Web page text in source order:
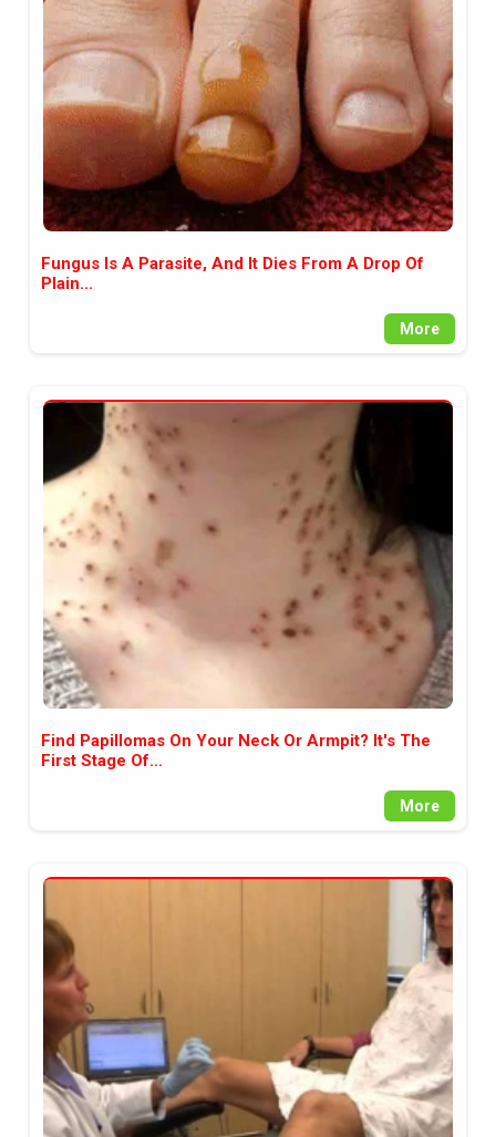
аудитория, затова държим на
прозрачност и коректност от
наша страна. Поднасяме ви
новините такива, каквито са. В
пълния си потенциал.
Fungus Is A Parasite, And It Dies From A Drop Of
Plain...
More
Find Papillomas On Your Neck Or Armpit? It's The
First Stage Of...
More